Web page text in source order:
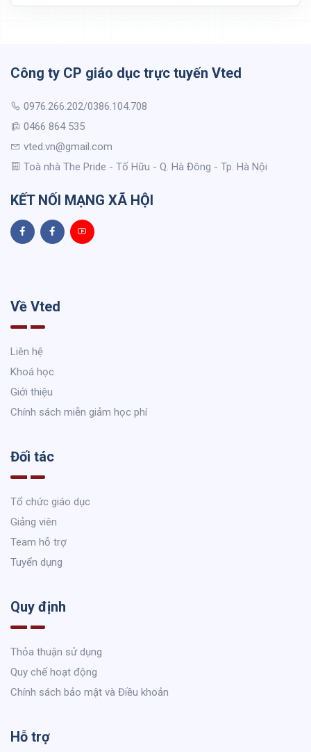
Công ty CP giáo dục trực tuyến Vted
0976.266.202/0386.104.708
0466 864 535
vted.vn@gmail.com
Toà nhà The Pride - Tố Hữu - Q. Hà Đông - Tp. Hà Nội
KẾT NỐI MẠNG XÃ HỘI
Về Vted
Liên hệ
Khoá học
Giới thiệu
Chính sách miễn giảm học phí
Đối tác
Tổ chức giáo dục
Giảng viên
Team hỗ trợ
Tuyển dụng
Quy định
Thỏa thuận sử dụng
Quy chế hoạt động
Chính sách bảo mật và Điều khoản
Hỗ trợ